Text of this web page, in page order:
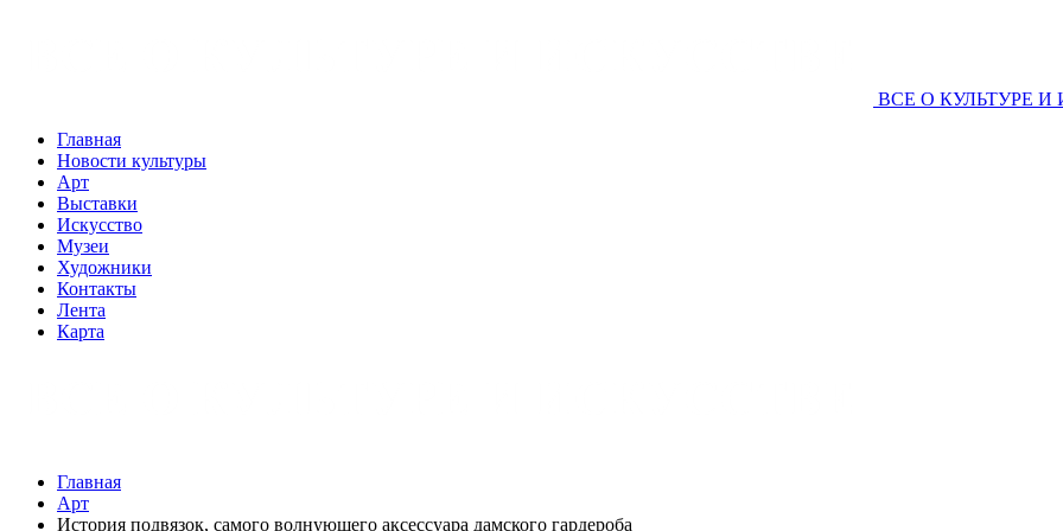
ВСЕ О КУЛЬТУРЕ И
Главная
Новости культуры
Арт
Выставки
Искусство
Музеи
Художники
Контакты
Лента
Карта
Главная
Арт
История подвязок, самого волнующего аксессуара дамского гардероба